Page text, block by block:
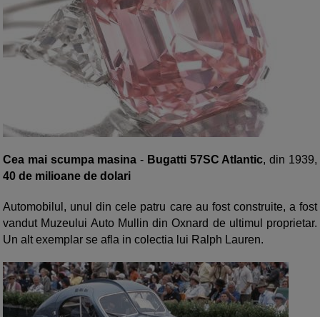
Cea mai scumpa masina - Bugatti 57SC Atlantic, din 1939,
40 de milioane de dolari
Automobilul, unul din cele patru care au fost construite, a fost
vandut Muzeului Auto Mullin din Oxnard de ultimul proprietar.
Un alt exemplar se afla in colectia lui Ralph Lauren.